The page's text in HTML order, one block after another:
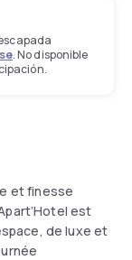
. No disponible
et finesse
est
de luxe et